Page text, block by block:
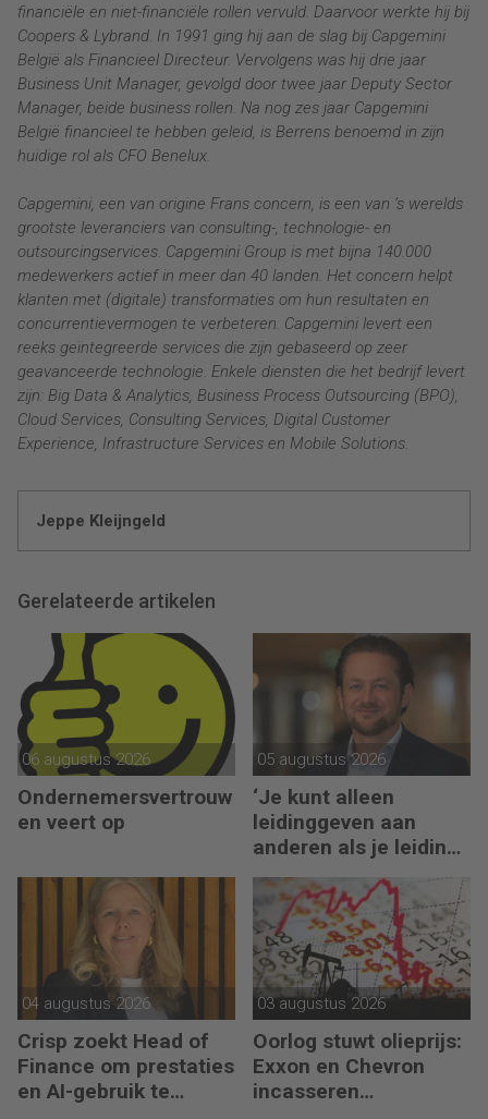
financiële en niet-financiële rollen vervuld. Daarvoor werkte hij bij
Coopers & Lybrand. In 1991 ging hij aan de slag bij Capgemini
België als Financieel Directeur. Vervolgens was hij drie jaar
Business Unit Manager, gevolgd door twee jaar Deputy Sector
Manager, beide business rollen. Na nog zes jaar Capgemini
België financieel te hebben geleid, is Berrens benoemd in zijn
huidige rol als CFO Benelux.
Capgemini, een van origine Frans concern, is een van ’s werelds
grootste leveranciers van consulting-, technologie- en
outsourcingservices. Capgemini Group is met bijna 140.000
medewerkers actief in meer dan 40 landen. Het concern helpt
klanten met (digitale) transformaties om hun resultaten en
concurrentievermogen te verbeteren. Capgemini levert een
reeks geïntegreerde services die zijn gebaseerd op zeer
geavanceerde technologie. Enkele diensten die het bedrijf levert
zijn: Big Data & Analytics, Business Process Outsourcing (BPO),
Cloud Services, Consulting Services, Digital Customer
Experience, Infrastructure Services en Mobile Solutions.
Jeppe Kleijngeld
Gerelateerde artikelen
06 augustus 2026
Ondernemersvertrouw
en veert op
05 augustus 2026
‘Je kunt alleen
leidinggeven aan
anderen als je leiding
kunt geven aan jezelf’
04 augustus 2026
Crisp zoekt Head of
Finance om prestaties
en AI-gebruik te
03 augustus 2026
Oorlog stuwt olieprijs:
Exxon en Chevron
incasseren